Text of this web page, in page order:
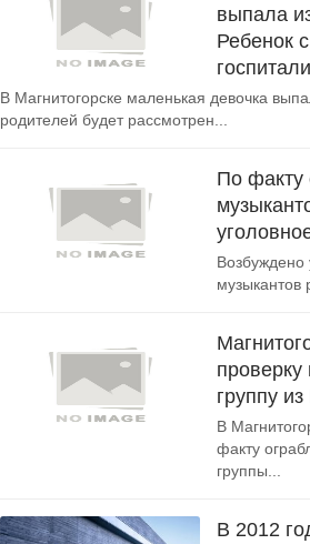
выпала
Ребенок
В Магнитогорске маленькая девочка
родителей будет рассмотрен...
По факту
Возбуждено
музыкантов
группу
В
факту
группы...
В 2012